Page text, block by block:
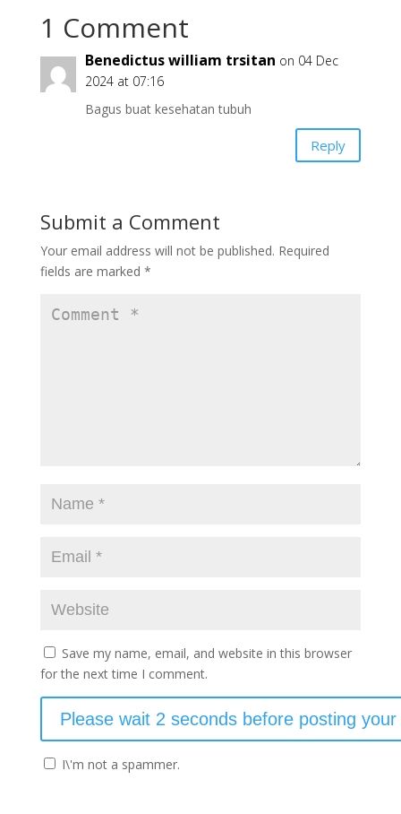
1 Comment
Benedictus william trsitan on 04 Dec
2024 at 07:16
Bagus buat kesehatan tubuh
Reply
Submit a Comment
Your email address will not be published. Required
fields are marked *
Save my name, email, and website in this browser
for the next time I comment.
I\'m not a spammer.